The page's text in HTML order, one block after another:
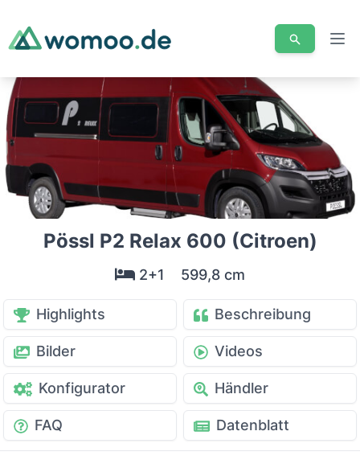
Pössl P2 Relax 600 (Citroen)
2+1 599,8 cm
Highlights Beschreibung
Bilder Videos
Konfigurator Händler
FAQ Datenblatt